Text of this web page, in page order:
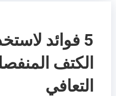
5 فوائد
الكتف
التعافي